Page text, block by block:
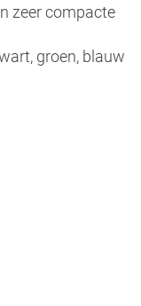
zeer compacte
groen, blauw